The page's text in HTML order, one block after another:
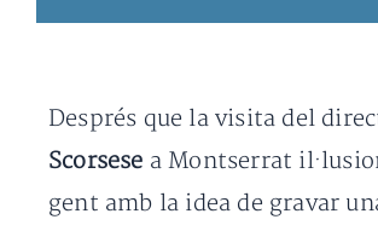
Després que la visita del
Scorsese a Montserrat
gent amb la idea de gravar